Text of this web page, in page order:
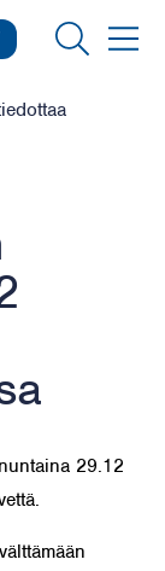
kotisivulle
kieltä
kieli: Suomi
Hae
29.12